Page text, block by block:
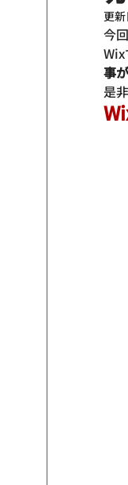
更
今
Wix
事
是